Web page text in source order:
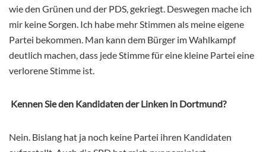
wie den Grünen und der PDS, gekriegt. Deswegen mache ich
mir keine Sorgen. Ich habe mehr Stimmen als meine eigene
Partei bekommen. Man kann dem Bürger im Wahlkampf
deutlich machen, dass jede Stimme für eine kleine Partei eine
verlorene Stimme ist.
Kennen Sie den Kandidaten der Linken in Dortmund?
Nein. Bislang hat ja noch keine Partei ihren Kandidaten